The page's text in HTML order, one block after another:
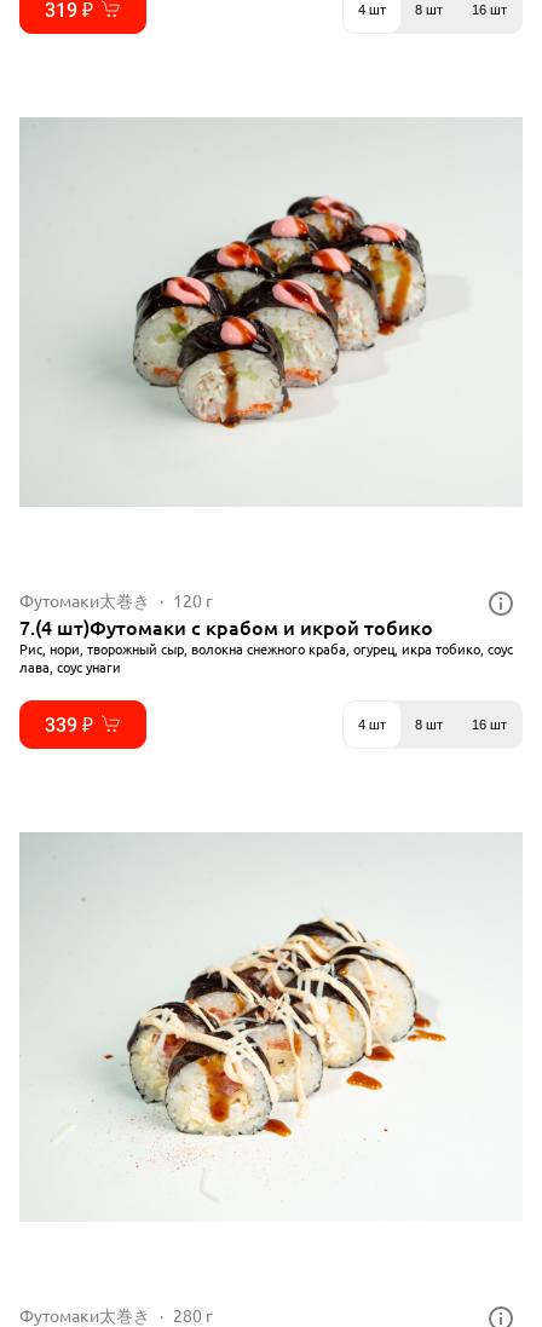
319 ₽ 4 шт 8 шт 16 шт
Футомаки太巻き 120 г
7.(4 шт)Футомаки с крабом и икрой тобико
Рис, нори, творожный сыр, волокна снежного краба, огурец, икра тобико, соус
лава, соус унаги
339 ₽ 4 шт 8 шт 16 шт
Футомаки太巻き 280 г